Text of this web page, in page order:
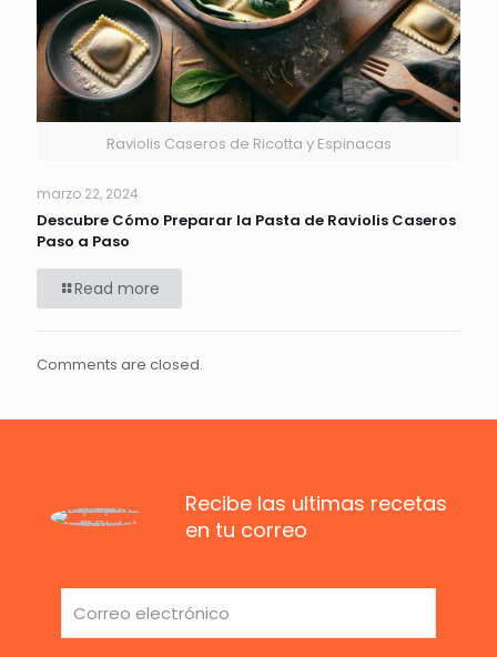
Raviolis Caseros de Ricotta y Espinacas
marzo 22, 2024
Descubre Cómo Preparar la Pasta de Raviolis Caseros
Paso a Paso
Read more
Comments are closed.
Recibe las ultimas recetas
en tu correo